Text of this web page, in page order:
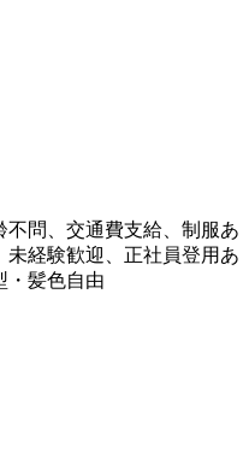
問、交通費支給、制服あ
経験歓迎、正社員登用あ
・髪色自由